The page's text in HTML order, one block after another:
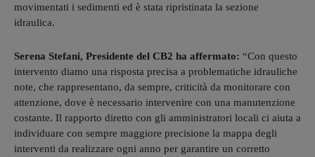
movimentati i sedimenti ed è stata ripristinata la sezione
idraulica.
Serena Stefani, Presidente del CB2 ha affermato: “Con questo
intervento diamo una risposta precisa a problematiche idrauliche
note, che rappresentano, da sempre, criticità da monitorare con
attenzione, dove è necessario intervenire con una manutenzione
costante. Il rapporto diretto con gli amministratori locali ci aiuta a
individuare con sempre maggiore precisione la mappa degli
interventi da realizzare ogni anno per garantire un corretto